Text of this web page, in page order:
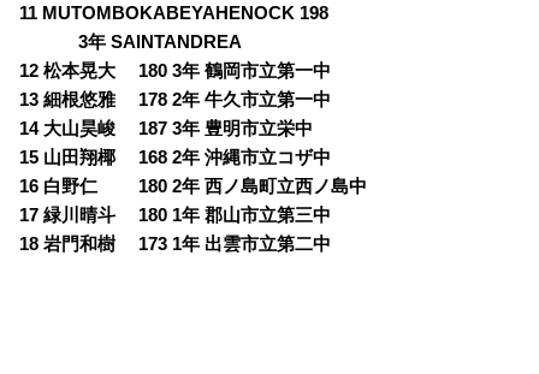
11 MUTOMBOKABEYAHENOCK 198
3年 SAINTANDREA
12 松本晃大 180 3年 鶴岡市立第一中
13 細根悠雅 178 2年 牛久市立第一中
14 大山昊峻 187 3年 豊明市立栄中
15 山田翔椰 168 2年 沖縄市立コザ中
16 白野仁 180 2年 西ノ島町立西ノ島中
17 緑川晴斗 180 1年 郡山市立第三中
18 岩門和樹 173 1年 出雲市立第二中